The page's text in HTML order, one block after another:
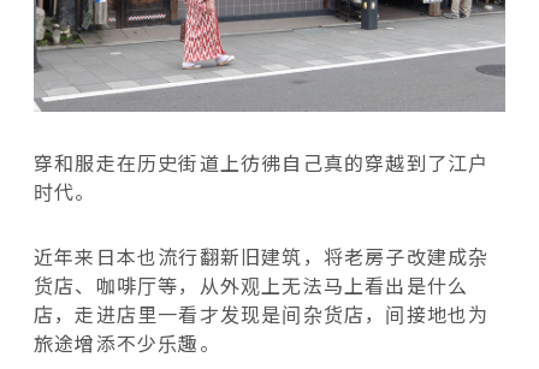
穿和服走在历史街道上彷彿自己真的穿越到了江户
时代。
近年来日本也流行翻新旧建筑，将老房子改建成杂
货店、咖啡厅等，从外观上无法马上看出是什么
店，走进店里一看才发现是间杂货店，间接地也为
旅途增添不少乐趣。